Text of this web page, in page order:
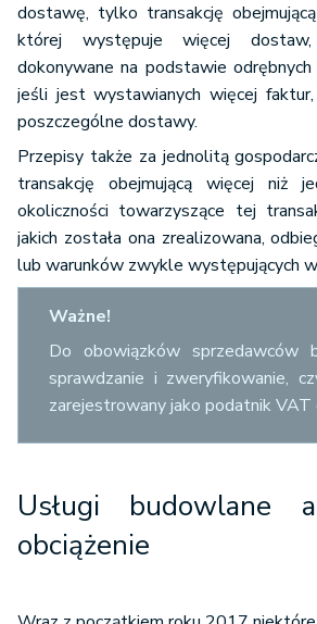
dostawę, tylko transakcję
której występuje więcej
dokonywane na podstawie
jeśli jest wystawianych więcej
poszczególne dostawy.
Przepisy także za jednolitą
transakcję obejmującą więcej niż
okoliczności towarzyszące tej
jakich została ona zrealizowana,
lub warunków zwykle występujących
Ważne!
Do obowiązków sprzedawców
sprawdzanie i zweryfikowanie,
zarejestrowany jako podatnik VAT
Usługi budowlane
obciążenie